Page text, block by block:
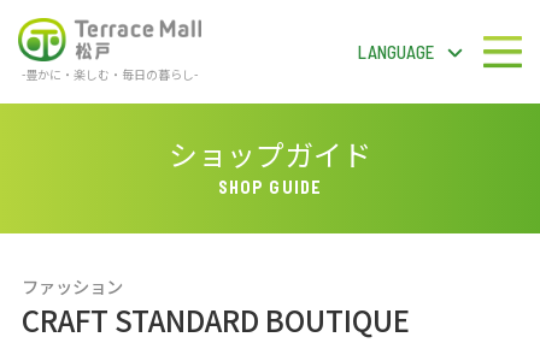
-豊かに・楽しむ・毎日の暮らし-
LANGUAGE
テラスモール松戸
LANGUAGE
ショップガイド
SHOP GUIDE
ファッション
CRAFT STANDARD BOUTIQUE